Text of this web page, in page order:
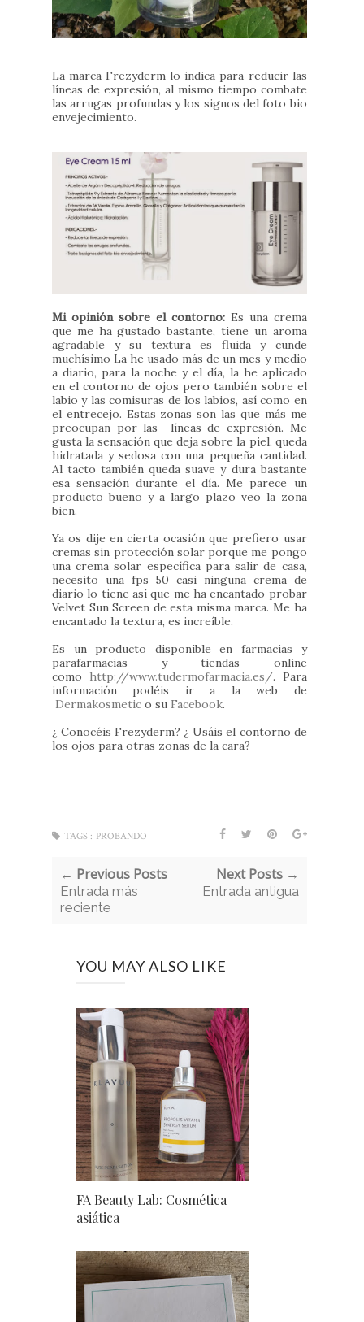
La marca Frezyderm lo indica para reducir las
líneas de expresión, al mismo tiempo combate
las arrugas profundas y los signos del foto bio
envejecimiento.
Mi opinión sobre el contorno:Es una crema
que me ha gustado bastante, tiene un aroma
agradable y su textura es fluida y cunde
muchísimo La he usado más de un mes y medio
a diario, para la noche y el día, la he aplicado
en el contorno de ojos pero también sobre el
labio y las comisuras de los labios, así como en
el entrecejo. Estas zonas son las que más me
preocupan por las líneas de expresión. Me
gusta la sensación que deja sobre la piel, queda
hidratada y sedosa con una pequeña cantidad.
Al tacto también queda suave y dura bastante
esa sensación durante el día. Me parece un
producto bueno y a largo plazo veo la zona
bien.
Ya os dije en cierta ocasión que prefiero usar
cremas sin protección solar porque me pongo
una crema solar específica para salir de casa,
necesito una fps 50 casi ninguna crema de
diario lo tiene así que me ha encantado probar
Velvet Sun Screen de esta misma marca. Me ha
encantado la textura, es increíble.
Es un producto disponible en farmacias y
parafarmacias y tiendas online
como http://www.tudermofarmacia.es/. Para
información podéis ir a la web de
Dermakosmetic o su Facebook.
¿ Conocéis Frezyderm? ¿ Usáis el contorno de
los ojos para otras zonas de la cara?
TAGS : PROBANDO
← Previous Posts
Entrada más
reciente
Next Posts →
Entrada antigua
YOU MAY ALSO LIKE
FA Beauty Lab: Cosmética
asiática